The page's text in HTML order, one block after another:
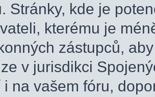
Stránky, kde je
kterému je
zástupců,
v jurisdikci
i na vašem fóru,